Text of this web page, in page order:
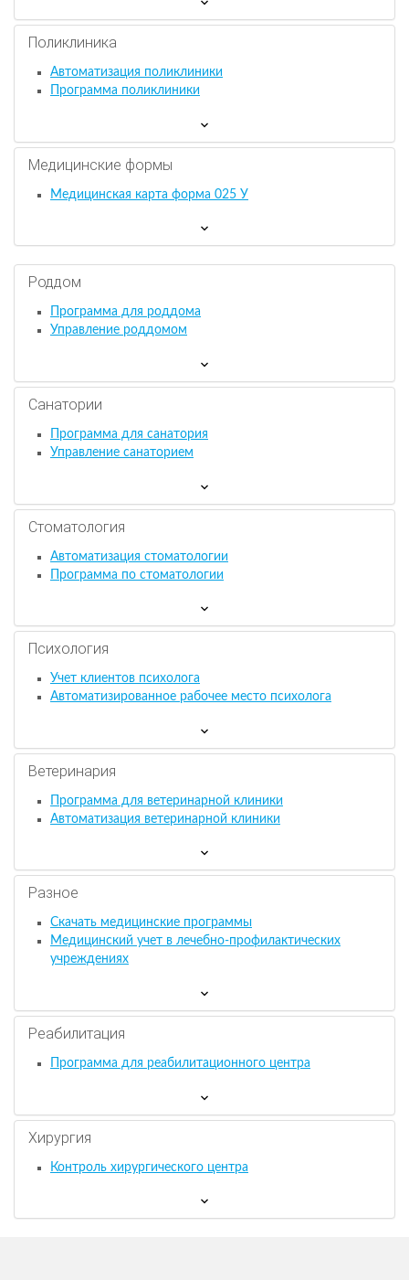
Поликлиника
Автоматизация поликлиники
Программа поликлиники
Медицинские формы
Медицинская карта форма 025 У
Роддом
Программа для роддома
Управление роддомом
Санатории
Программа для санатория
Управление санаторием
Стоматология
Автоматизация стоматологии
Программа по стоматологии
Психология
Учет клиентов психолога
Автоматизированное рабочее место психолога
Ветеринария
Программа для ветеринарной клиники
Автоматизация ветеринарной клиники
Разное
Скачать медицинские программы
Медицинский учет в лечебно-профилактических
учреждениях
Реабилитация
Программа для реабилитационного центра
Хирургия
Контроль хирургического центра